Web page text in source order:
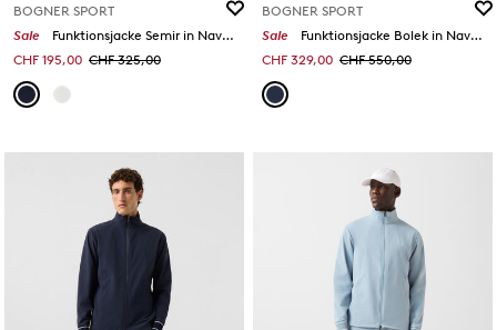
BOGNER SPORT
Sale
Funktionsjacke Semir in Navy-Blau
CHF 195,00 CHF 325,00
BOGNER SPORT
Sale
Funktionsjacke Bolek in Navy-Blau/Weiß
CHF 329,00 CHF 550,00